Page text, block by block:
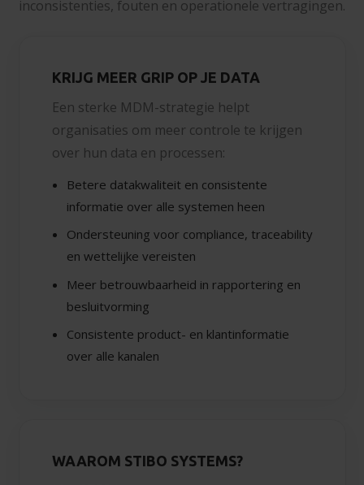
inconsistenties, fouten en operationele vertragingen.
KRIJG MEER GRIP OP JE DATA
Een sterke MDM-strategie helpt
organisaties om meer controle te krijgen
over hun data en processen:
Betere datakwaliteit en consistente
informatie over alle systemen heen
Ondersteuning voor compliance, traceability
en wettelijke vereisten
Meer betrouwbaarheid in rapportering en
besluitvorming
Consistente product- en klantinformatie
over alle kanalen
WAAROM STIBO SYSTEMS?